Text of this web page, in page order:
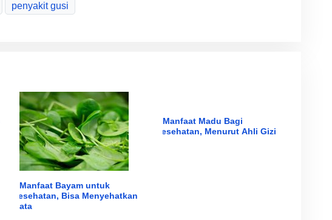
penyakit gusi
3 Manfaat Bayam untuk
Kesehatan, Bisa Menyehatkan
Mata
5 Manfaat Madu Bagi
Kesehatan, Menurut Ahli Gizi